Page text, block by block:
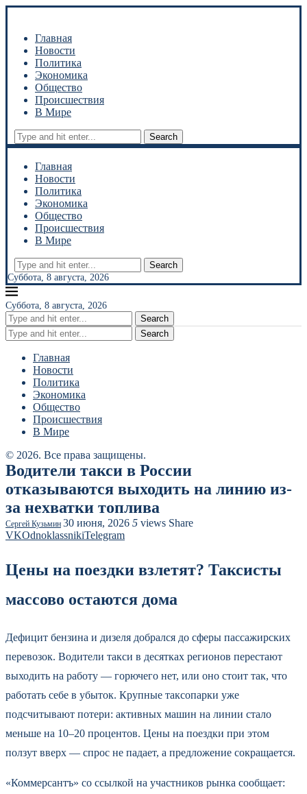
Главная
Новости
Политика
Экономика
Общество
Происшествия
В Мире
Search
Главная
Новости
Политика
Экономика
Общество
Происшествия
В Мире
Search
Суббота, 8 августа, 2026
Суббота, 8 августа, 2026
Search
Search
Главная
Новости
Политика
Экономика
Общество
Происшествия
В Мире
© 2026. Все права защищены.
Водители такси в России
отказываются выходить на линию из-
за нехватки топлива
Сергей Кузьмин 30 июня, 2026 5 views Share
VKOdnoklassnikiTelegram
Цены на поездки взлетят? Таксисты
массово остаются дома
Дефицит бензина и дизеля добрался до сферы пассажирских
перевозок. Водители такси в десятках регионов перестают
выходить на работу — горючего нет, или оно стоит так, что
работать себе в убыток. Крупные таксопарки уже
подсчитывают потери: активных машин на линии стало
меньше на 10–20 процентов. Цены на поездки при этом
ползут вверх — спрос не падает, а предложение сокращается.
«Коммерсантъ» со ссылкой на участников рынка сообщает: